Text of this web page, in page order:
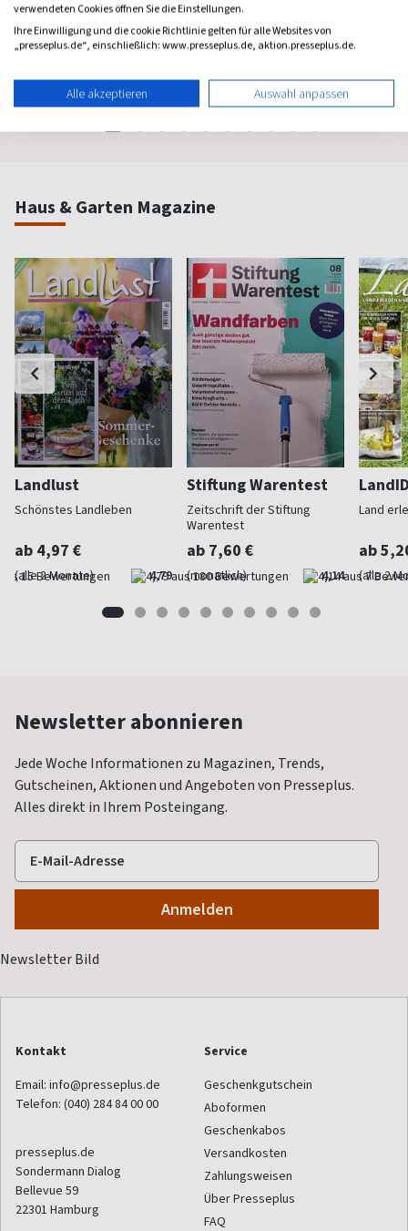
Psychologie fürs Leben
(monatlich)
Bewußt leben und erleben
(8 x pro Jahr) 4,63
Haus & Garten Magazine
Landlust
Schönstes Landleben
ab 4,97 €
(alle 2 Monate) 4,79
Stiftung Warentest
Zeitschrift der Stiftung
Warentest
ab 7,60 €
(monatlich) 4,14
Land
ab
(alle 2
Newsletter abonnieren
Jede Woche Informationen zu Magazinen, Trends,
Gutscheinen, Aktionen und Angeboten von Presseplus.
Alles direkt in Ihrem Posteingang.
Kontakt
Email: info@presseplus.de
Telefon: (040) 284 84 00 00
presseplus.de
Sondermann Dialog
Bellevue 59
22301 Hamburg
Service
Geschenkgutschein
Aboformen
Geschenkabos
Versandkosten
Zahlungsweisen
Über Presseplus
FAQ
verwendeten Cookies öffnen Sie die Einstellungen.
Ihre Einwilligung und die cookie Richtlinie gelten für alle Websites von
„presseplus.de“, einschließlich: www.presseplus.de, aktion.presseplus.de.
Alle akzeptieren Auswahl anpassen